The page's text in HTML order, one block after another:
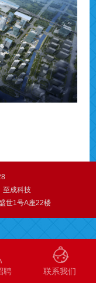
至成科技
世1号A座22楼
聘 联系我们